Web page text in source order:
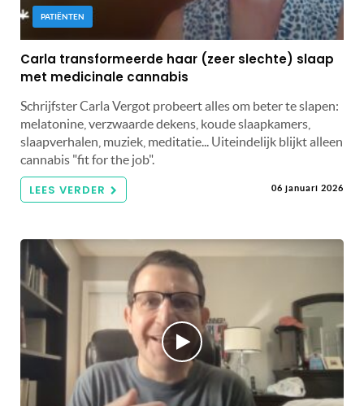
PATIËNTEN
Carla transformeerde haar (zeer slechte) slaap
met medicinale cannabis
Schrijfster Carla Vergot probeert alles om beter te slapen:
melatonine, verzwaarde dekens, koude slaapkamers,
slaapverhalen, muziek, meditatie... Uiteindelijk blijkt alleen
cannabis "fit for the job".
LEES VERDER 06 januari 2026